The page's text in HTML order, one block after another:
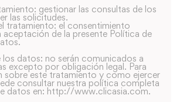
gestionar las consultas de los
las solicitudes.
tratamiento: el consentimiento
de la presente Política de
los datos: no serán comunicados a
excepto por obligación legal. Para
sobre este tratamiento y como ejercer
consultar nuestra política completa
datos en: http://www.clicasia.com.